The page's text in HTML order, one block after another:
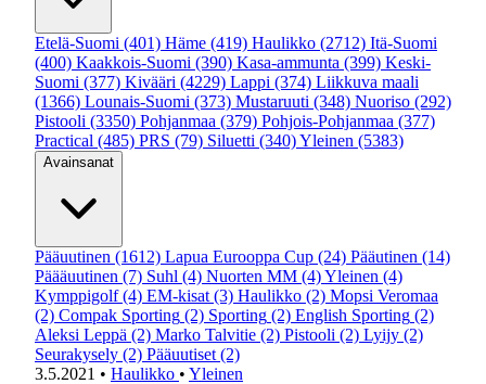
Etelä-Suomi (401) Häme (419) Haulikko (2712) Itä-Suomi
(400) Kaakkois-Suomi (390) Kasa-ammunta (399) Keski-
Suomi (377) Kivääri (4229) Lappi (374) Liikkuva maali
(1366) Lounais-Suomi (373) Mustaruuti (348) Nuoriso (292)
Pistooli (3350) Pohjanmaa (379) Pohjois-Pohjanmaa (377)
Practical (485) PRS (79) Siluetti (340)Yleinen (5383)
Avainsanat
Pääuutinen (1612) Lapua Eurooppa Cup (24) Pääutinen (14)
Päääuutinen (7) Suhl (4) Nuorten MM (4)Yleinen (4)
Kymppigolf (4) EM-kisat (3) Haulikko (2) Mopsi Veromaa
(2) Compak Sporting (2) Sporting (2) English Sporting (2)
Aleksi Leppä (2) Marko Talvitie (2) Pistooli (2) Lyijy (2)
Seurakysely (2) Pääuutiset (2)
3.5.2021 • Haulikko • Yleinen